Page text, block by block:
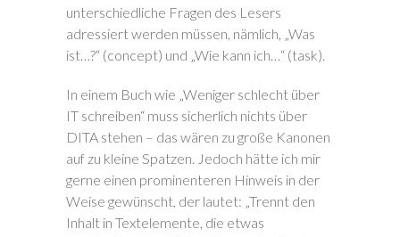
unterschiedliche Fragen des Lesers
adressiert werden müssen, nämlich, „Was
ist…?“ (concept) und „Wie kann ich…“ (task).
In einem Buch wie „Weniger schlecht über
IT schreiben“ muss sicherlich nichts über
DITA stehen – das wären zu große Kanonen
auf zu kleine Spatzen. Jedoch hätte ich mir
gerne einen prominenteren Hinweis in der
Weise gewünscht, der lautet: „Trennt den
Inhalt in Textelemente, die etwas